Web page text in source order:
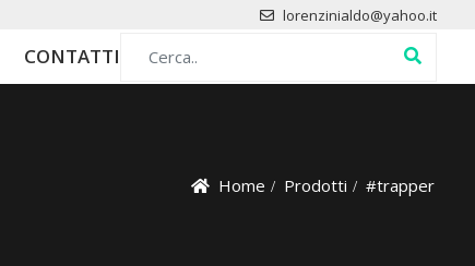
lorenzinialdo@yahoo.it
CONTATTI
Home Prodotti #trapper